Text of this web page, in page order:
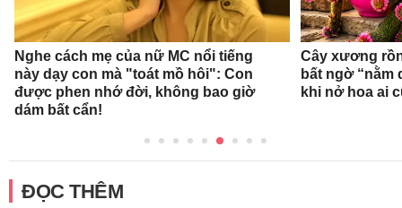
Nghe cách mẹ của nữ MC nổi tiếng
này dạy con mà "toát mồ hôi": Con
được phen nhớ đời, không bao giờ
dám bất cẩn!
Cây xương
bất ngờ “nằm
khi nở hoa ai
ĐỌC THÊM